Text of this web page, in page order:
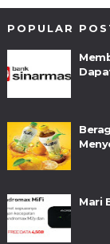
POPULAR
Mari